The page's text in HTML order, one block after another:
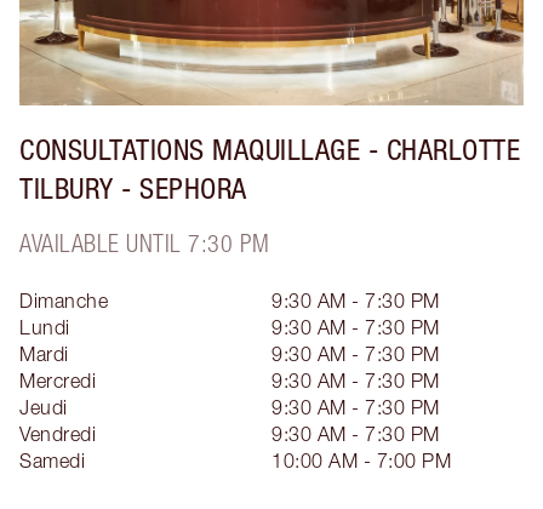
CONSULTATIONS MAQUILLAGE - CHARLOTTE
TILBURY - SEPHORA
AVAILABLE UNTIL 7:30 PM
Dimanche
9:30 AM - 7:30 PM
Lundi
9:30 AM - 7:30 PM
Mardi
9:30 AM - 7:30 PM
Mercredi
9:30 AM - 7:30 PM
Jeudi
9:30 AM - 7:30 PM
Vendredi
9:30 AM - 7:30 PM
Samedi
10:00 AM - 7:00 PM